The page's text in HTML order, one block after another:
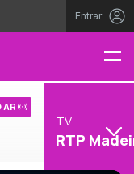
Entrar
AR
TV
RTP